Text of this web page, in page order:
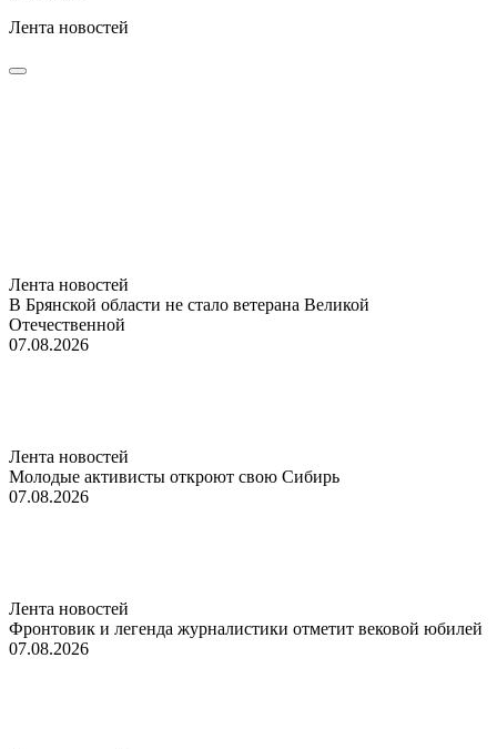
Лента новостей
Лента новостей
В Брянской области не стало ветерана Великой
Отечественной
07.08.2026
Лента новостей
Молодые активисты откроют свою Сибирь
07.08.2026
Лента новостей
Фронтовик и легенда журналистики отметит вековой юбилей
07.08.2026